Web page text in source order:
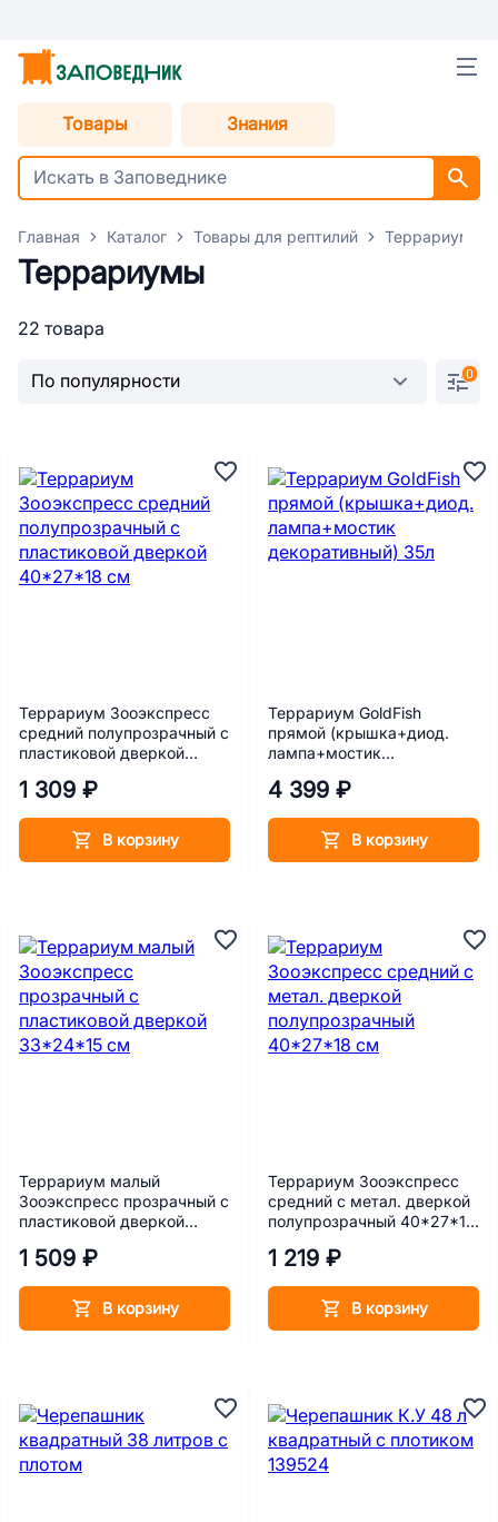
Товары Знания
Главная Каталог Товары для рептилий Террариумы
Террариумы
22 товара
0
Террариум Зооэкспресс
средний полупрозрачный с
пластиковой дверкой
1 309 ₽
В корзину
Террариум GoldFish
прямой (крышка+диод.
лампа+мостик
4 399 ₽
В корзину
Террариум малый
Зооэкспресс прозрачный с
пластиковой дверкой
1 509 ₽
В корзину
Террариум Зооэкспресс
средний с метал. дверкой
полупрозрачный 40*27*18
1 219 ₽
В корзину